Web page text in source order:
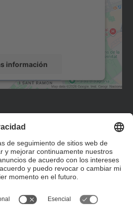
información
Aceptar
personalizado", que
de español, vuestros datos